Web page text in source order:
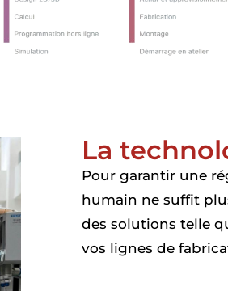
La
Pour garantir une
humain ne suffit
des solutions telle
vos lignes de